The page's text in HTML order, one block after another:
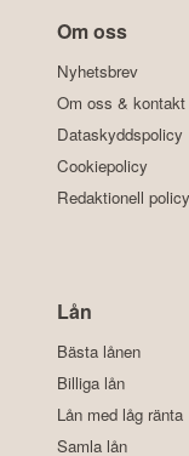
Om oss
Nyhetsbrev
Om oss & kontakt
Dataskyddspolicy
Cookiepolicy
Redaktionell policy
Lån
Bästa lånen
Billiga lån
Lån med låg ränta
Samla lån